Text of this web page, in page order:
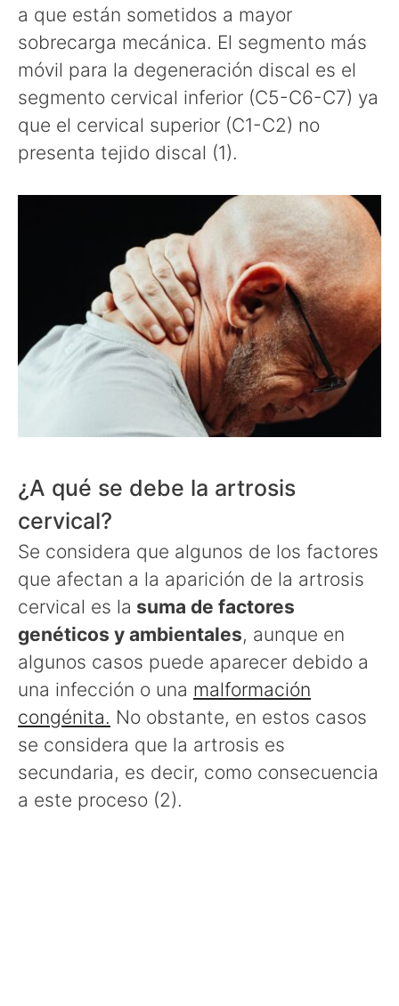
a que están sometidos a mayor
sobrecarga mecánica. El segmento más
móvil para la degeneración discal es el
segmento cervical inferior (C5-C6-C7) ya
que el cervical superior (C1-C2) no
presenta tejido discal (1).
¿A qué se debe la artrosis
cervical?
Se considera que algunos de los factores
que afectan a la aparición de la artrosis
cervical es la suma de factores
genéticos y ambientales, aunque en
algunos casos puede aparecer debido a
una infección o una malformación
congénita. No obstante, en estos casos
se considera que la artrosis es
secundaria, es decir, como consecuencia
a este proceso (2).